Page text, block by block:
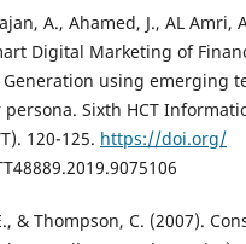
A., Ahamed, J., AL Amri,
Digital Marketing of
using emerging
Sixth HCT
120-125. https://doi.org/
& Thompson, C. (2007).